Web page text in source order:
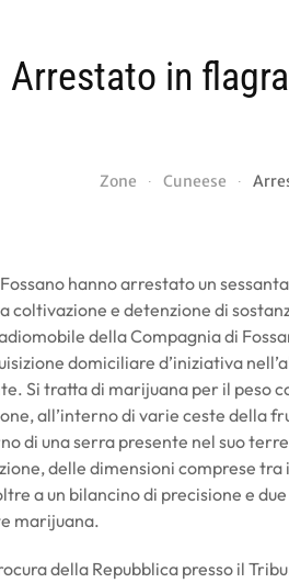
Arrestato in
Zone Cuneese
hanno arrestato un
coltivazione e detenzione di
della Compagnia di
domiciliare d’iniziativa
Si tratta di marijuana per il peso
all’interno di varie ceste della
di una serra presente nel suo
delle dimensioni comprese
a un bilancino di precisione e
marijuana.
della Repubblica presso il